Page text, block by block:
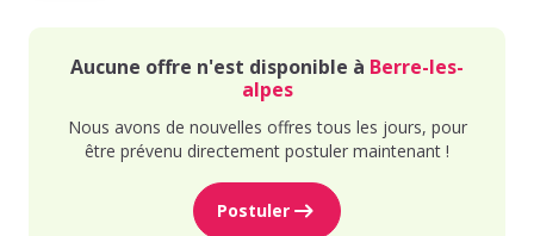
Aucune offre n'est disponible à Berre-les-
alpes
Nous avons de nouvelles offres tous les jours, pour
être prévenu directement postuler maintenant !
Postuler